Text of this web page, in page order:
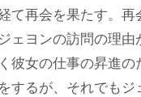
て再会を果たす。再
ェヨンの訪問の理由
彼女の仕事の昇進
するが、それでもジ